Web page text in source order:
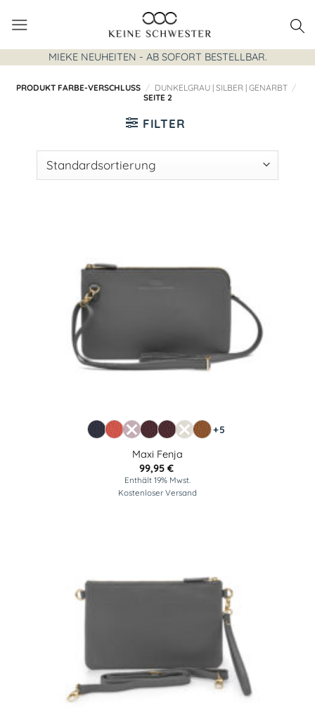
Inhalt
springen
MIEKE NEUHEITEN - AB SOFORT BESTELLBAR.
PRODUKT FARBE-VERSCHLUSS / DUNKELGRAU | SILBER | GENARBT /
SEITE 2
FILTER
+5
Maxi Fenja
99,95 €
Enthält 19% Mwst.
Kostenloser Versand